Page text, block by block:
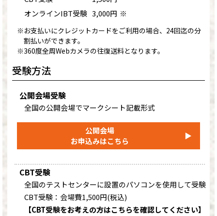
オンラインIBT受験 3,000円 ※
※お支払いにクレジットカードをご利用の場合、24回迄の分
割払いができます。
※360度全周Webカメラの往復送料となります。
受験方法
公開会場受験
全国の公開会場でマークシート記載形式
公開会場
お申込みはこちら
▶
CBT受験
全国のテストセンターに設置のパソコンを使用して受験
CBT受験：会場費1,500円(税込)
【CBT受験をお考えの方はこちらを確認してください】